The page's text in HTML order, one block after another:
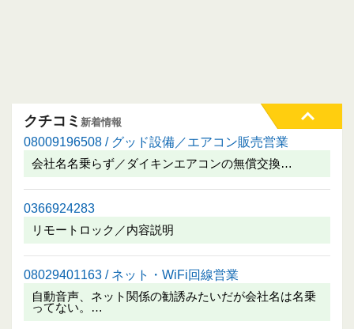
クチコミ 新着情報
08009196508 / グッド設備／エアコン販売営業
会社名名乗らず／ダイキンエアコンの無償交換…
0366924283
リモートロック／内容説明
08029401163 / ネット・WiFi回線営業
自動音声、ネット関係の勧誘みたいだが会社名は名乗
ってない。…